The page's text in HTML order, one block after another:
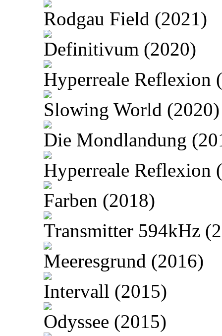
Rodgau Field (2021)
Definitivum (2020)
Hyperreale Reflexion
Slowing World (2020)
Die Mondlandung
Hyperreale Reflexion
Farben (2018)
Transmitter 594kHz
Meeresgrund (2016)
Intervall (2015)
Odyssee (2015)